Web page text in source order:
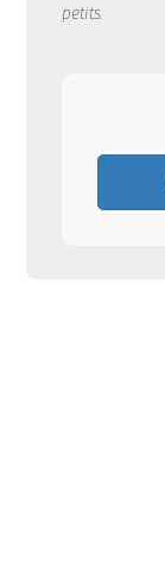
petits.